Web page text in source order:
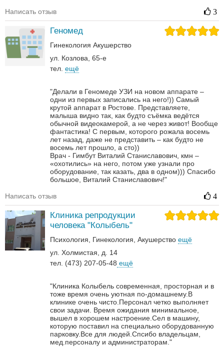
Написать отзыв 3
Геномед
Гинекология Акушерство
ул. Козлова, 65-е
тел. ещё
"Делали в Геномеде УЗИ на новом аппарате –
одни из первых записались на него!)) Самый
крутой аппарат в Ростове. Представляете,
малыша видно так, как будто съёмка ведётся
обычной видеокамерой, а не через живот! Вообще
фантастика! С первым, которого рожала восемь
лет назад, даже не представить – как будто не
восемь лет прошло, а сто))
Врач - Гимбут Виталий Станиславович, кмн –
«охотились» на него, потом уже узнали про
оборудование, так казать, два в одном))) Спасибо
большое, Виталий Станиславович!"
Написать отзыв 4
Клиника репродукции
человека "Колыбель"
Психология Гинекология Акушерство ещё
ул. Холмистая, д. 14
тел. (473) 207-05-48 ещё
"Клиника Колыбель современная, просторная и в
тоже время очень уютная по-домашнему.В
клинике очень чисто.Персонал четко выполняет
свои задачи. Время ожидания минимальное,
вышел в хорошем настроение.Сел в машину,
которую поставил на специально оборудованную
парковку.Все для людей.Спсибо владельцам,
мед.персоналу и администраторам."